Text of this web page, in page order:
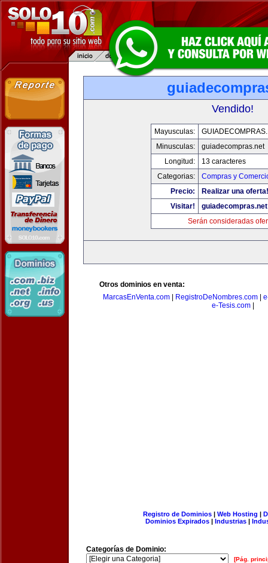
Vendido!
Mayusculas:
Minusculas:
guiadecompras.net
Longitud:
13 caracteres
Categorias:
Compras y
Precio:
Realizar una oferta!
Visitar!
guiadecompras.net
Serán consideradas
Otros dominios en venta:
MarcasEnVenta.com
RegistroDeNombres.com
e-Tesis.com|
Registro de Dominios| Web Hosting |
Dominios Expirados | Industrias |
Categorías de Dominio:
[Pág.